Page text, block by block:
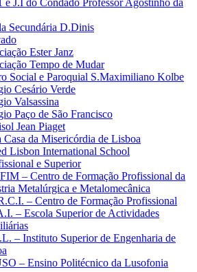
e J.I do Condado Professor Agostinho da
Secundária D.Dinis
Ester Janz
Tempo de Mudar
Social e Paroquial S.Maximiliano Kolbe
Cesário Verde
Valsassina
Paço de São Francisco
Jean Piaget
Casa da Misericórdia de Lisboa
Lisbon International School
e Superior
– Centro de Formação Profissional da
Metalúrgica e Metalomecânica
– Centro de Formação Profissional
– Escola Superior de Actividades
– Instituto Superior de Engenharia de
– Ensino Politécnico da Lusofonia